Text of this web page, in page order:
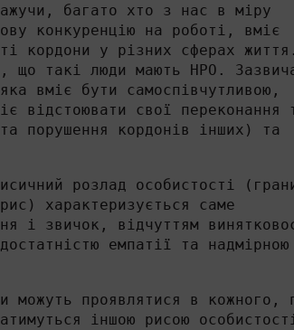
багато хто з нас в міру
конкуренцію на роботі, вміє
кордони у різних сферах життя.
що такі люди мають НРО.
вміє бути самоспівчутливою,
відстоювати свої переконання
порушення кордонів інших) та
розлад особистості
характеризується саме
і звичок, відчуттям
емпатії та надмірною
можуть проявлятися в кожного,
іншою рисою